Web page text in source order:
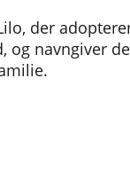
der
navngiver